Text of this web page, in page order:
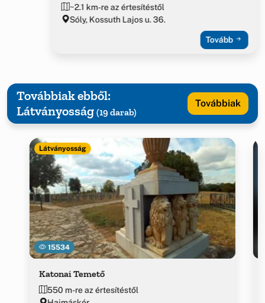
~2.1 km-re az értesítéstől
Sóly, Kossuth Lajos u. 36.
Tovább
Továbbiak ebből:
Látványosság (19 darab)
Továbbiak
15534
Látványosság
Katonai Temető
550 m-re az értesítéstől